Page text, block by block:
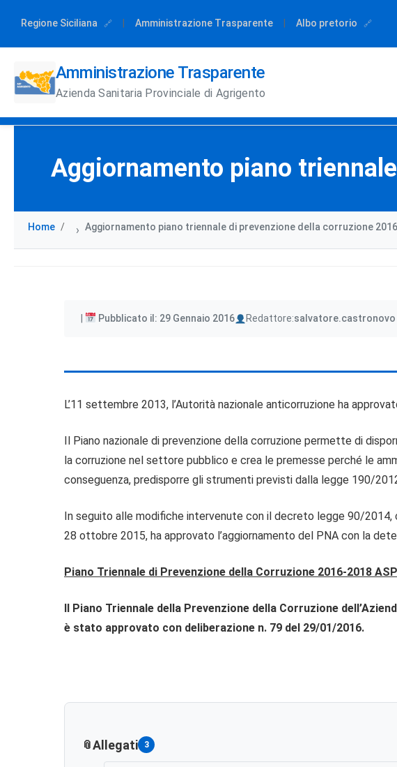
Regione Siciliana Amministrazione Trasparente Albo pretorio
Amministrazione Trasparente
Azienda Sanitaria Provinciale di Agrigento
Aggiornamento piano
Home › Aggiornamento piano triennale di prevenzione della corruzione
Pubblicato il: 29 Gennaio 2016 Redattore:
Author salvatore.castronovo
L’11 settembre 2013, l’Autorità nazionale anticorruzione ha
Il Piano nazionale di prevenzione della corruzione permette di
la corruzione nel settore pubblico e crea le premesse perché le
conseguenza, predisporre gli strumenti previsti dalla legge 190/
In seguito alle modifiche intervenute con il decreto legge 90/2014,
28 ottobre 2015, ha approvato l’aggiornamento del PNA con la
Piano Triennale di Prevenzione della Corruzione 2016-2018
Il Piano Triennale della Prevenzione della Corruzione
è stato approvato con deliberazione n. 79 del 29/01/2016.
Allegati 3